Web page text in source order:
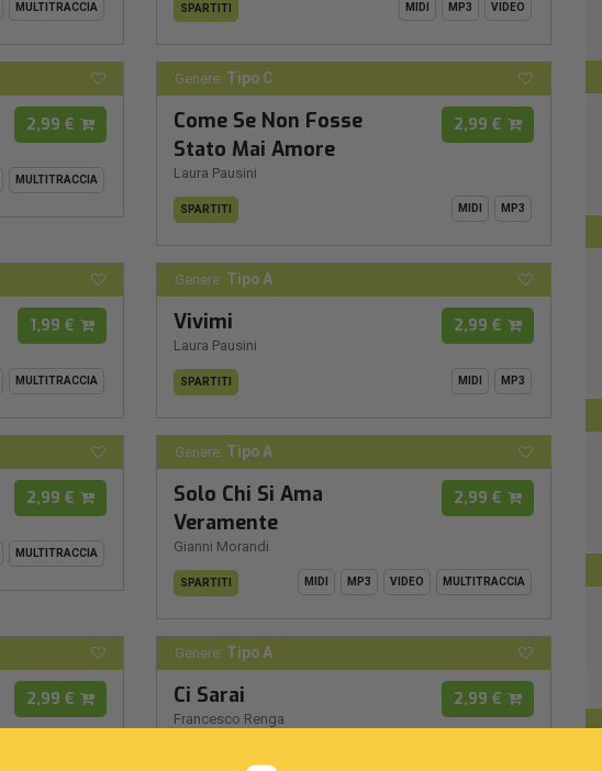
MULTITRACCIA SPARTITI MIDI MP3 VIDEO
2,99 €
MULTITRACCIA
Genere: Tipo C
Come Se Non Fosse
Stato Mai Amore
Laura Pausini
2,99 €
SPARTITI MIDI MP3
1,99 €
MULTITRACCIA
Genere: Tipo A
Vivimi
Laura Pausini
2,99 €
SPARTITI MIDI MP3
2,99 €
MULTITRACCIA
Genere: Tipo A
Solo Chi Si Ama
Veramente
Gianni Morandi
2,99 €
SPARTITI MIDI MP3 VIDEO MULTITRACCIA
2,99 €
Genere: Tipo A
Ci Sarai
Francesco Renga
2,99 €